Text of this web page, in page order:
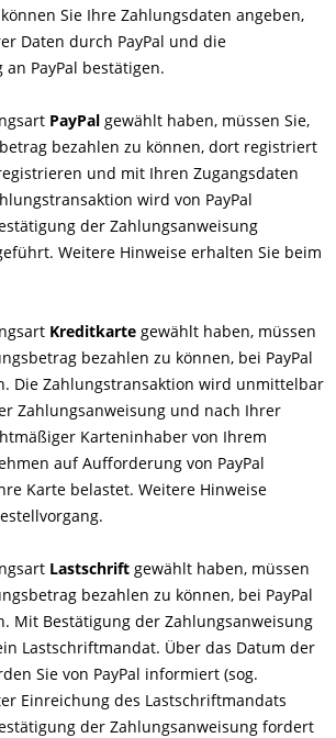
Sie Ihre Zahlungsdaten angeben,
Daten durch PayPal und die
PayPal bestätigen.
PayPal gewählt haben, müssen Sie,
bezahlen zu können, dort registriert
und mit Ihren Zugangsdaten
wird von PayPal
der Zahlungsanweisung
Weitere Hinweise erhalten Sie beim
Kreditkarte gewählt haben, müssen
bezahlen zu können, bei PayPal
Die Zahlungstransaktion wird unmittelbar
Zahlungsanweisung und nach Ihrer
Karteninhaber von Ihrem
auf Aufforderung von PayPal
Karte belastet. Weitere Hinweise
Lastschrift gewählt haben, müssen
bezahlen zu können, bei PayPal
Mit Bestätigung der Zahlungsanweisung
Lastschriftmandat. Über das Datum der
Sie von PayPal informiert (sog.
Einreichung des Lastschriftmandats
der Zahlungsanweisung fordert